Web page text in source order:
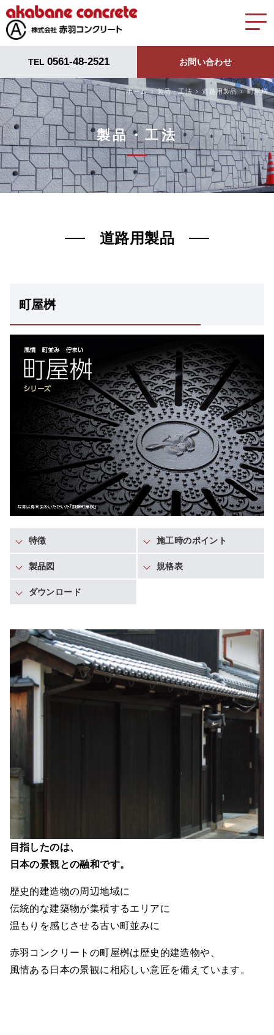
TEL 0561-48-2521 お問い合わせ
ホーム 製品・工法 道路用製品 町屋桝
製品・工法
道路用製品
町屋桝
特徴 施工時のポイント
製品図 規格表
ダウンロード
目指したのは、
日本の景観との融和です。
歴史的建造物の周辺地域に
伝統的な建築物が集積するエリアに
温もりを感じさせる古い町並みに
赤羽コンクリートの町屋桝は歴史的建造物や、
風情ある日本の景観に相応しい意匠を備えています。